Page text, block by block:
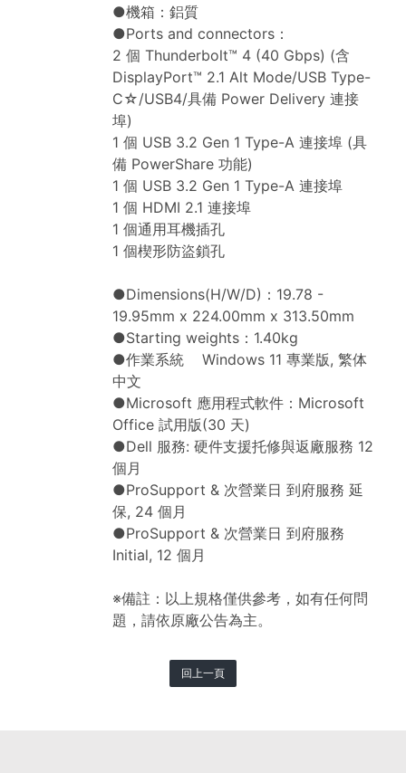
●機箱：鋁質
●Ports and connectors：
2 個 Thunderbolt™ 4 (40 Gbps) (含
DisplayPort™ 2.1 Alt Mode/USB Type-
C☆/USB4/具備 Power Delivery 連接
埠)
1 個 USB 3.2 Gen 1 Type-A 連接埠 (具
備 PowerShare 功能)
1 個 USB 3.2 Gen 1 Type-A 連接埠
1 個 HDMI 2.1 連接埠
1 個通用耳機插孔
1 個楔形防盜鎖孔
●Dimensions(H/W/D)：19.78 -
19.95mm x 224.00mm x 313.50mm
●Starting weights：1.40kg
●作業系統 Windows 11 專業版, 繁体
中文
●Microsoft 應用程式軟件：Microsoft
Office 試用版(30 天)
●Dell 服務: 硬件支援托修與返廠服務 12
個月
●ProSupport & 次營業日 到府服務 延
保, 24 個月
●ProSupport & 次營業日 到府服務
Initial, 12 個月
※備註：以上規格僅供參考，如有任何問
題，請依原廠公告為主。
回上一頁